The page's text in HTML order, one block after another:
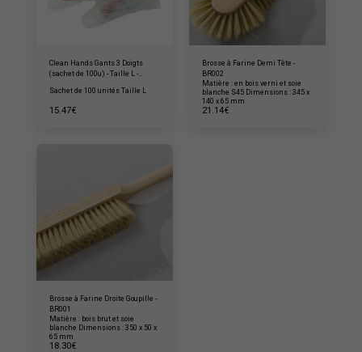
Clean Hands Gants 3 Doigts
(sachet de 100u) - Taille L -
Sachet de 100 unités Taille L
15.47€
Brosse à Farine Demi Tête -
BR002
Matière : en bois verni et soie
blanche S45 Dimensions : 345 x
140 x 65 mm
21.14€
Brosse à Farine Droite Goupille -
BR001
Matière : bois brut et soie
blanche Dimensions : 350 x 50 x
65 mm
18.30€